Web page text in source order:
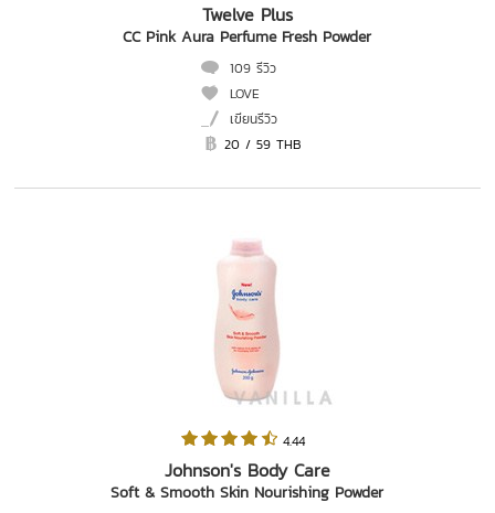
Twelve Plus
CC Pink Aura Perfume Fresh Powder
109 รีวิว
LOVE
เขียนรีวิว
20 / 59 THB
4.44
Johnson's Body Care
Soft & Smooth Skin Nourishing Powder